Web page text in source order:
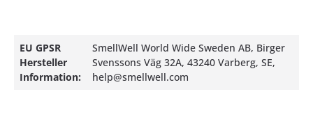
EU GPSR
Hersteller
Information:
SmellWell World Wide Sweden AB, Birger
Svenssons Väg 32A, 43240 Varberg, SE,
help@smellwell.com